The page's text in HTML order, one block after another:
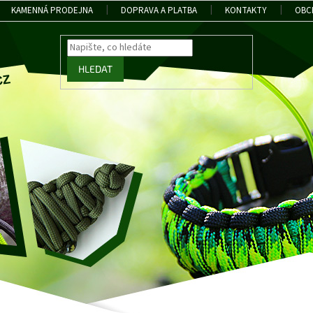
KAMENNÁ PRODEJNA DOPRAVA A PLATBA KONTAKTY
HLEDAT